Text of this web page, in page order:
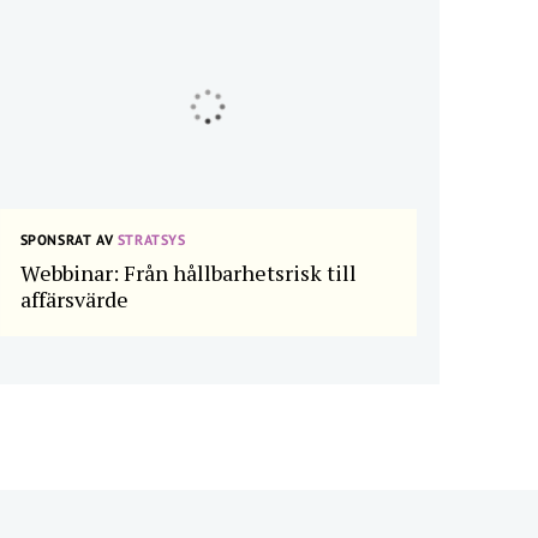
SPONSRAT AVSTRATSYS
Webbinar: Från hållbarhetsrisk till
affärsvärde